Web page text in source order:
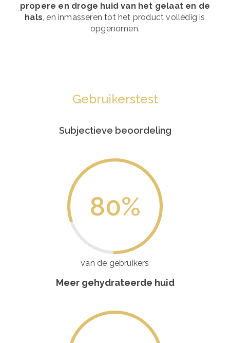
propere en droge huid van het gelaat en de
hals, en inmasseren tot het product volledig is
opgenomen.
Gebruikerstest
Subjectieve beoordeling
80%
van de gebruikers
Meer gehydrateerde huid